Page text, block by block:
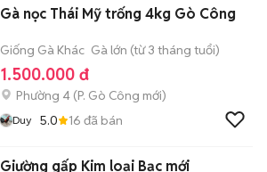
Gà nọc Thái Mỹ trống 4kg Gò Công
Giống Gà Khác Gà lớn (từ 3 tháng tuổi)
1.500.000 đ
Phường 4 (P. Gò Công mới)
Duy 5.0 16 đã bán
Giường gấp Kim loại Bạc mới